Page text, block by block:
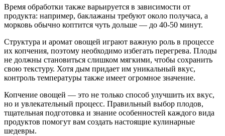
Время обработки также варьируется в зависимости от
продукта: например, баклажаны требуют около получаса, а
морковь обычно коптится чуть дольше — до 40-50 минут.
Структура и аромат овощей играют важную роль в процессе
их копчения, поэтому необходимо избегать перегрева. Плоды
не должны становиться слишком мягкими, чтобы сохранить
свою текстуру. Хотя дым придает им уникальный вкус,
контроль температуры также имеет огромное значение.
Копчение овощей — это не только способ улучшить их вкус,
но и увлекательный процесс. Правильный выбор плодов,
тщательная подготовка и знание особенностей каждого вида
продуктов помогут вам создать настоящие кулинарные
шедевры.